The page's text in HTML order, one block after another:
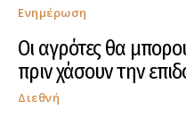
Ενημέρωση
Οι αγρότες θα
πριν χάσουν την
Διεθνή